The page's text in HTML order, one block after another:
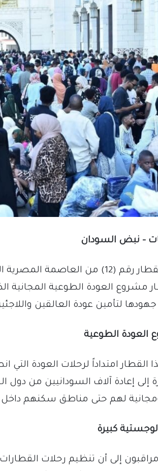
– نبض السودان
مشروع العودة الطوعية المجانية
لتأمين عودة العالقين
العودة الطوعية
القطار امتداداً لرحلات العودة
إلى إعادة آلاف السودانيين من
لهم حتى مناطق سكنهم داخل
كبيرة
إلى أن تنظيم رحلات